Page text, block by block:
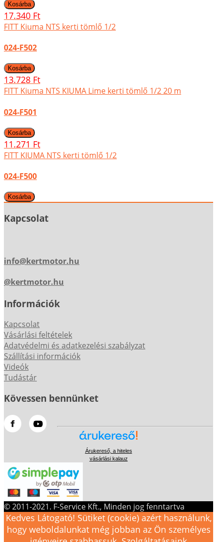
17.340 Ft
FITT Kiuma NTS kerti tömlő 1/2
024-F502
13.728 Ft
FITT Kiuma NTS KIUMA Lime kerti tömlő 1/2 20 m
024-F501
11.271 Ft
FITT KIUMA NTS kerti tömlő 1/2
024-F500
Kapcsolat
info@kertmotor.hu
@kertmotor.hu
Információk
Kapcsolat
Vásárlási feltételek
Adatvédelmi és adatkezelési szabályzat
Szállítási információk
Videók
Tudástár
Kövessen bennünket
Árukereső, a hiteles
vásárlási kalauz
© 2011-2021. F-Service Kft., Minden jog fenntartva
Kedves Látogató! Sütiket (cookie) azért használunk,
hogy weboldalunkat még jobban az Ön személyes